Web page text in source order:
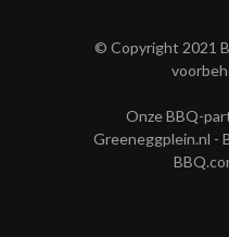
© Copyright 2021
Onze BBQ-
Greeneggplein.nl -